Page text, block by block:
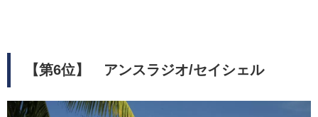
【第6位】 アンスラジオ/セイシェル